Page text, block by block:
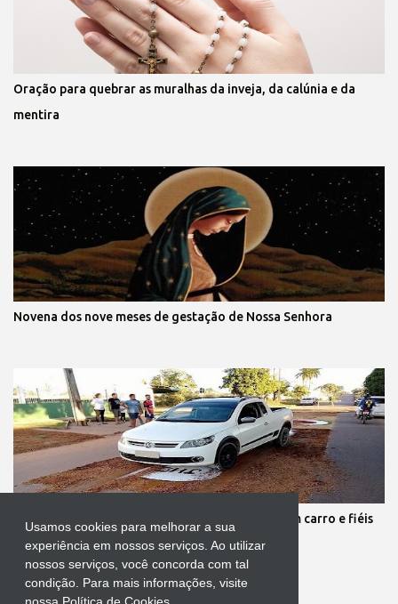
Usamos cookies para melhorar a sua
experiência em nossos serviços. Ao utilizar
nossos serviços, você concorda com tal
condição. Para mais informações, visite
Oração para quebrar as muralhas da inveja, da calúnia e da
mentira
Novena dos nove meses de gestação de Nossa Senhora
Protestante destrói tapete de Corpus Christi com carro e fiéis
se revoltam